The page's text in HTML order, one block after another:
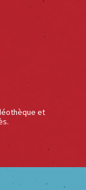
et